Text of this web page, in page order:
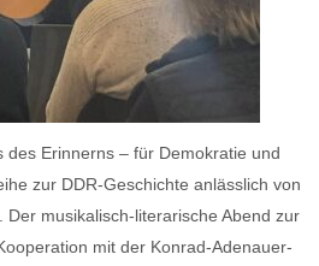
des Erinnerns – für Demokratie und
zur DDR-Geschichte anlässlich von
musikalisch-literarische Abend zur
mit der Konrad-Adenauer-